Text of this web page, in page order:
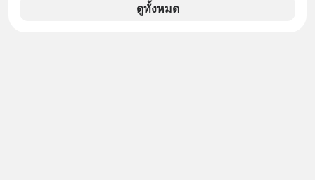
เปลี่ยนสี” McConaughey ดาราดาวรุ่ง
ดูทั้งหมด